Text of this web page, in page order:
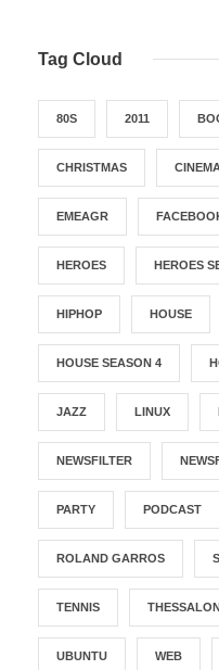
Tag Cloud
80S 2011
CHRISTMAS
EMEAGR
HEROES HEROES
HIPHOP HOUSE
HOUSE SEASON 4
JAZZ LINUX
NEWSFILTER
PARTY PODCAST
ROLAND GARROS
TENNIS
UBUNTU WEB